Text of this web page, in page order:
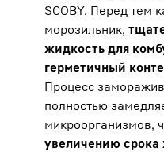
SCOBY. Перед тем
морозильник,
жидкость для
герметичный
Процесс
полностью
микроорганизмов,
увеличению срока